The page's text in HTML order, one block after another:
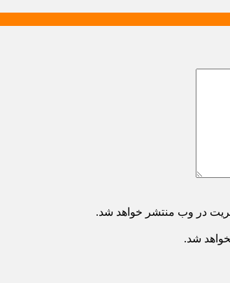
در وب منتشر خواهد شد.
شد.